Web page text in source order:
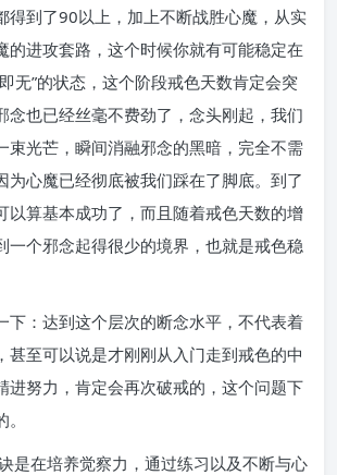
得到了90以上，加上不断战胜心魔，从实
的进攻套路，这个时候你就有可能稳定在
无”的状态，这个阶段戒色天数肯定会突
念也已经丝毫不费劲了，念头刚起，我们
束光芒，瞬间消融邪念的黑暗，完全不需
为心魔已经彻底被我们踩在了脚底。到了
以算基本成功了，而且随着戒色天数的增
一个邪念起得很少的境界，也就是戒色稳
下：达到这个层次的断念水平，不代表着
甚至可以说是才刚刚从入门走到戒色的中
进努力，肯定会再次破戒的，这个问题下
是在培养觉察力，通过练习以及不断与心